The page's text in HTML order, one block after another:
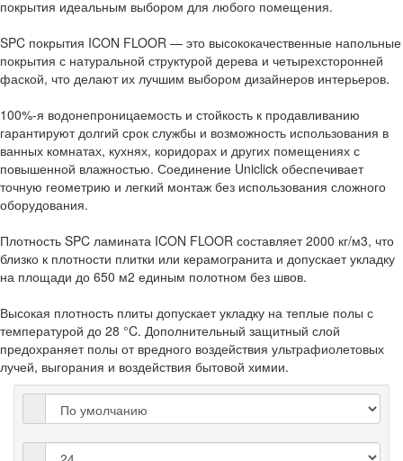
покрытия идеальным выбором для любого помещения.
SPC покрытия ICON FLOOR — это высококачественные напольные
покрытия с натуральной структурой дерева и четырехсторонней
фаской, что делают их лучшим выбором дизайнеров интерьеров.
100%-я водонепроницаемость и стойкость к продавливанию
гарантируют долгий срок службы и возможность использования в
ванных комнатах, кухнях, коридорах и других помещениях с
повышенной влажностью. Соединение Uniclick обеспечивает
точную геометрию и легкий монтаж без использования сложного
оборудования.
Плотность SPC ламината ICON FLOOR составляет 2000 кг/м3, что
близко к плотности плитки или керамогранита и допускает укладку
на площади до 650 м2 единым полотном без швов.
Высокая плотность плиты допускает укладку на теплые полы с
температурой до 28 °C. Дополнительный защитный слой
предохраняет полы от вредного воздействия ультрафиолетовых
лучей, выгорания и воздействия бытовой химии.